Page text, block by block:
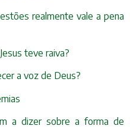
realmente vale a pena
teve raiva?
a voz de Deus?
a dizer sobre a forma de